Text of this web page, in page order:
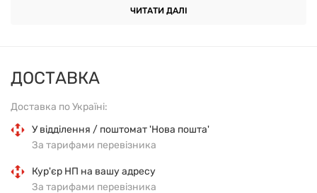
ДОСТАВКА
Доставка по Україні:
У відділення / поштомат 'Нова пошта'
За тарифами перевізника
Кур'єр НП на вашу адресу
За тарифами перевізника
стресостійкості, енергії, загального тонусу організму
Форма випуску: веганські капсули
Кількість: 90 капсул
Екстракт ашваганди KSM-66 200 мг на порцію
ЧИТАТИ ДАЛІ